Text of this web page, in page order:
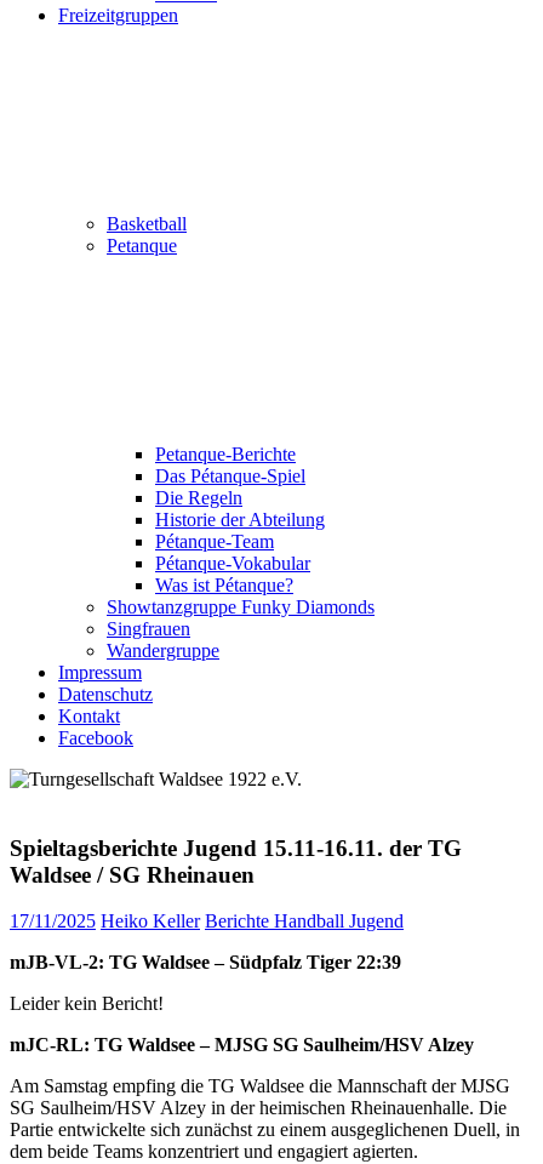
Freizeitgruppen
Basketball
Petanque
Petanque-Berichte
Das Pétanque-Spiel
Die Regeln
Historie der Abteilung
Pétanque-Team
Pétanque-Vokabular
Was ist Pétanque?
Showtanzgruppe Funky Diamonds
Singfrauen
Wandergruppe
Impressum
Datenschutz
Kontakt
Facebook
Spieltagsberichte Jugend 15.11-16.11. der TG
Waldsee / SG Rheinauen
17/11/2025 Heiko Keller Berichte Handball Jugend
mJB-VL-2: TG Waldsee – Südpfalz Tiger 22:39
Leider kein Bericht!
mJC-RL: TG Waldsee – MJSG SG Saulheim/HSV Alzey
Am Samstag empfing die TG Waldsee die Mannschaft der MJSG
SG Saulheim/HSV Alzey in der heimischen Rheinauenhalle. Die
Partie entwickelte sich zunächst zu einem ausgeglichenen Duell, in
dem beide Teams konzentriert und engagiert agierten.